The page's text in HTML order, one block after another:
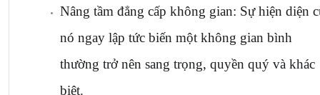
Nâng tầm đẳng cấp không gian: Sự hiện diện
nó ngay lập tức biến một không gian bình
thường trở nên sang trọng, quyền quý và khác
biệt.